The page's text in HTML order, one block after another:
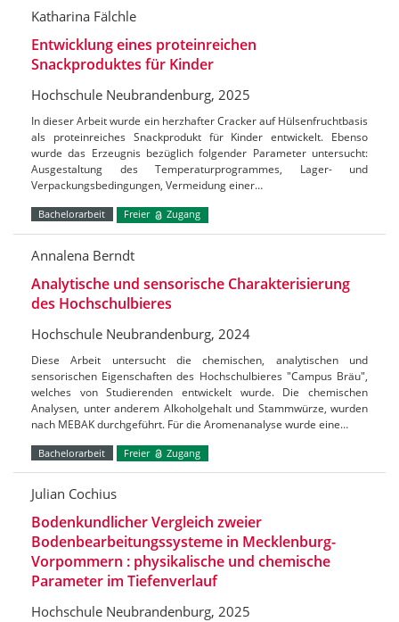
Katharina Fälchle
Entwicklung eines proteinreichen
Snackproduktes für Kinder
Hochschule Neubrandenburg, 2025
In dieser Arbeit wurde ein herzhafter Cracker auf Hülsenfruchtbasis
als proteinreiches Snackprodukt für Kinder entwickelt. Ebenso
wurde das Erzeugnis bezüglich folgender Parameter untersucht:
Ausgestaltung des Temperaturprogrammes, Lager- und
Verpackungsbedingungen, Vermeidung einer…
Bachelorarbeit Freier Zugang
Annalena Berndt
Analytische und sensorische Charakterisierung
des Hochschulbieres
Hochschule Neubrandenburg, 2024
Diese Arbeit untersucht die chemischen, analytischen und
sensorischen Eigenschaften des Hochschulbieres "Campus Bräu",
welches von Studierenden entwickelt wurde. Die chemischen
Analysen, unter anderem Alkoholgehalt und Stammwürze, wurden
nach MEBAK durchgeführt. Für die Aromenanalyse wurde eine…
Bachelorarbeit Freier Zugang
Julian Cochius
Bodenkundlicher Vergleich zweier
Bodenbearbeitungssysteme in Mecklenburg-
Vorpommern : physikalische und chemische
Parameter im Tiefenverlauf
Hochschule Neubrandenburg, 2025